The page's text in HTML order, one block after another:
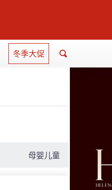
冬季大促
母婴儿童